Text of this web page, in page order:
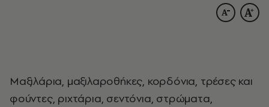
Mαξιλάρια, μαξιλαροθήκες, κορδόνια, τρέσες και
φούντες, ριχτάρια, σεντόνια, στρώματα,